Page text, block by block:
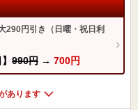
290円引き（日曜・祝日利
990円 → 700円
あります